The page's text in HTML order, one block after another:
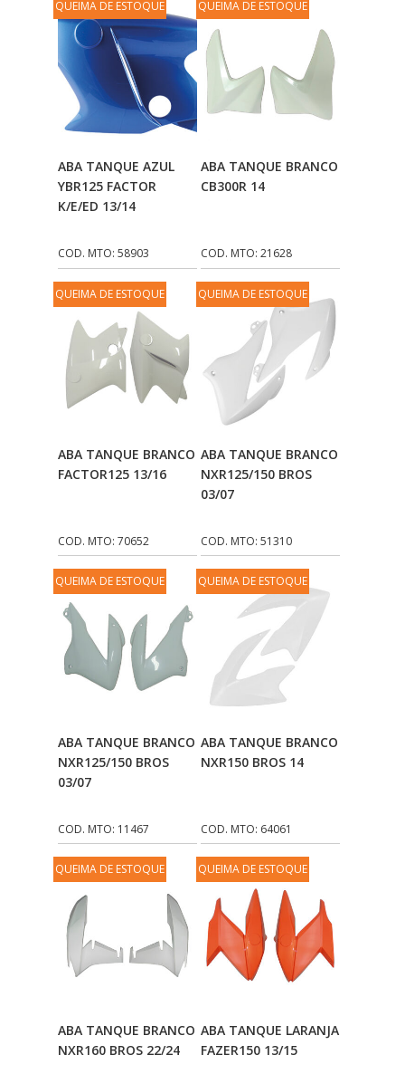
STALLION
TAURUS CAPACETES (18)
TECHNIC
TMAC
ULTRAVISION (6)
VALFLEX
VAZ (128)
VEDAMOTORS (352)
VINI (208)
VIPAL PNEUS (35)
VULCAN BOR
WGK
Adicionar Ao
Carrinho
QUEIMA DE ESTOQUE
ABA TANQUE AZUL
YBR125 FACTOR
K/E/ED 13/14
COD. MTO: 58903
Adicionar Ao
Carrinho
QUEIMA DE ESTOQUE
ABA TANQUE BRANCO
CB300R 14
COD. MTO: 21628
Adicionar Ao
Carrinho
QUEIMA DE ESTOQUE
ABA TANQUE BRANCO
FACTOR125 13/16
COD. MTO: 70652
Adicionar Ao
Carrinho
QUEIMA DE ESTOQUE
ABA TANQUE BRANCO
NXR125/150 BROS
03/07
COD. MTO: 51310
Adicionar Ao
Carrinho
QUEIMA DE ESTOQUE
ABA TANQUE BRANCO
NXR125/150 BROS
03/07
COD. MTO: 11467
Adicionar Ao
Carrinho
QUEIMA DE ESTOQUE
ABA TANQUE BRANCO
NXR150 BROS 14
COD. MTO: 64061
Adicionar Ao
Carrinho
QUEIMA DE ESTOQUE
ABA TANQUE BRANCO
NXR160 BROS 22/24
Adicionar Ao
Carrinho
QUEIMA DE ESTOQUE
ABA TANQUE LARANJA
FAZER150 13/15